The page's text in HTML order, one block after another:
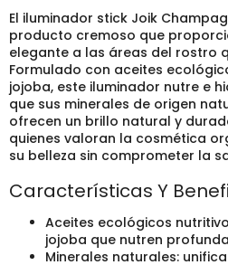
El iluminador stick Joik
producto cremoso que
elegante a las áreas del rostro
Formulado con aceites
jojoba, este iluminador nutre e
que sus minerales de origen
ofrecen un brillo natural y
quienes valoran la cosmética
su belleza sin comprometer la
Características Y
Aceites ecológicos
jojoba que nutren
Minerales naturales: